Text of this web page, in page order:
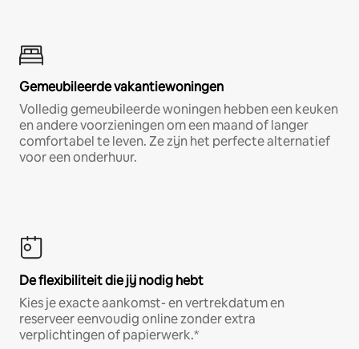
Gemeubileerde vakantiewoningen
Volledig gemeubileerde woningen hebben een keuken
en andere voorzieningen om een maand of langer
comfortabel te leven. Ze zijn het perfecte alternatief
voor een onderhuur.
De flexibiliteit die jij nodig hebt
Kies je exacte aankomst- en vertrekdatum en
reserveer eenvoudig online zonder extra
verplichtingen of papierwerk.*